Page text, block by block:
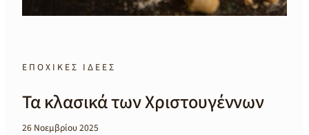
ΕΠΟΧΙΚΕΣ ΙΔΕΕΣ
Τα κλασικά των Χριστουγέννων
26 Νοεμβρίου 2025